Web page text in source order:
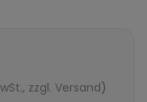
zzgl. Versand)